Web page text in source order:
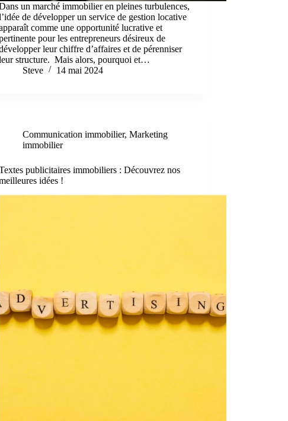
un marché immobilier en pleines turbulences,
de développer un service de gestion locative
comme une opportunité lucrative et
pour les entrepreneurs désireux de
leur chiffre d’affaires et de pérenniser
structure. Mais alors, pourquoi et…
Steve
14 mai 2024
Communication immobilier,Marketing
immobilier
publicitaires immobiliers : Découvrez nos
idées !